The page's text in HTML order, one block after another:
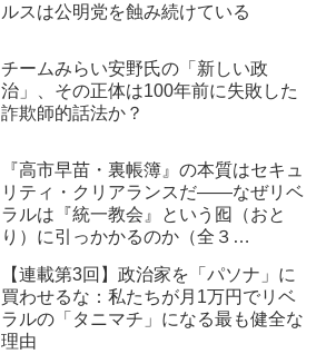
ルスは公明党を蝕み続けている
チームみらい安野氏の「新しい政
治」、その正体は100年前に失敗した
詐欺師的話法か？
『高市早苗・裏帳簿』の本質はセキュ
リティ・クリアランスだ――なぜリベ
ラルは『統一教会』という囮（おと
り）に引っかかるのか（全３
ィア編：虚飾の愛国者
【連載第3回】政治家を「パソナ」に
買わせるな：私たちが月1万円でリベ
ラルの「タニマチ」になる最も健全な
理由